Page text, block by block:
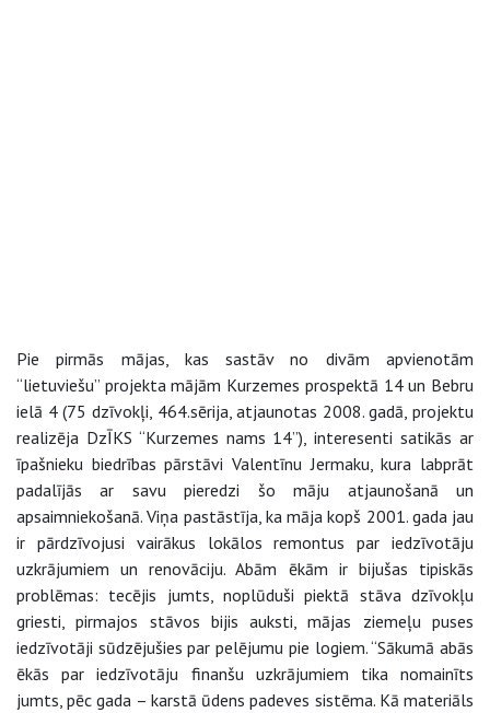
Pie pirmās mājas, kas sastāv no divām apvienotām
“lietuviešu” projekta mājām Kurzemes prospektā 14 un Bebru
ielā 4 (75 dzīvokļi, 464.sērija, atjaunotas 2008. gadā, projektu
realizēja DzĪKS “Kurzemes nams 14”), interesenti satikās ar
īpašnieku biedrības pārstāvi Valentīnu Jermaku, kura labprāt
padalījās ar savu pieredzi šo māju atjaunošanā un
apsaimniekošanā. Viņa pastāstīja, ka māja kopš 2001. gada jau
ir pārdzīvojusi vairākus lokālos remontus par iedzīvotāju
uzkrājumiem un renovāciju. Abām ēkām ir bijušas tipiskās
problēmas: tecējis jumts, noplūduši piektā stāva dzīvokļu
griesti, pirmajos stāvos bijis auksti, mājas ziemeļu puses
iedzīvotāji sūdzējušies par pelējumu pie logiem. “Sākumā abās
ēkās par iedzīvotāju finanšu uzkrājumiem tika nomainīts
jumts, pēc gada – karstā ūdens padeves sistēma. Kā materiāls